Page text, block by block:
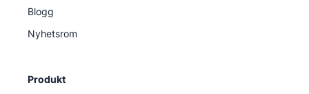
Blogg
Nyhetsrom
Produkt